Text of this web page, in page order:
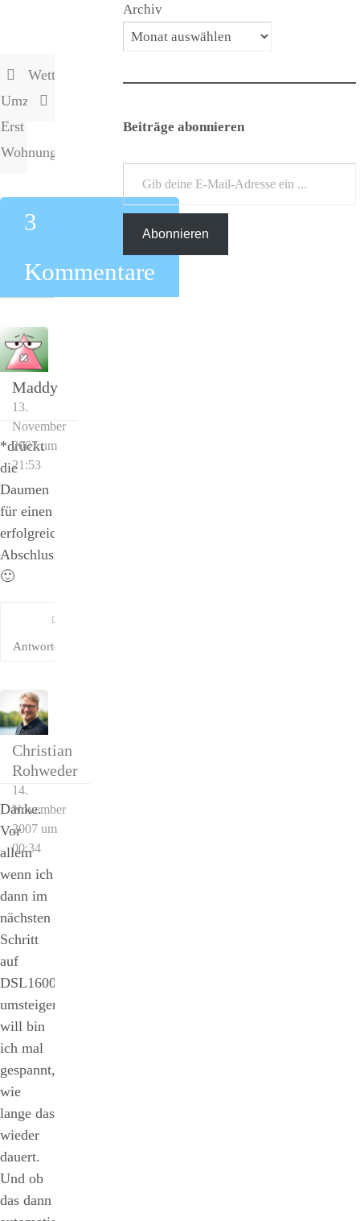
Umzug:
Erst
Wohnungsbilder
Wetteraussichten
3
Kommentare
Maddy
13.
November
2007 um
21:53
*drückt
die
Daumen
für einen
erfolgreichen
Abschluss*
🙂
Antworten
Christian
Rohweder
14.
November
2007 um
00:34
Danke.
Vor
allem
wenn ich
dann im
nächsten
Schritt
auf
DSL16000
umsteigen
will bin
ich mal
gespannt,
wie
lange das
wieder
dauert.
Und ob
das dann
Archiv
Beiträge abonnieren
Gib deine E-Mail-Adresse ein ...
Abonnieren